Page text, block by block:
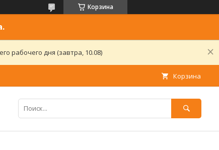
Корзина
рабочего дня (завтра, 10.08)
Корзина